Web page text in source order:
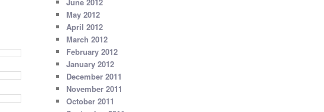
May 2012
April 2012
March 2012
February 2012
January 2012
December 2011
November 2011
October 2011